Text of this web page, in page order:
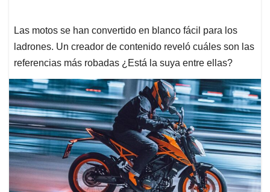
Las motos se han convertido en blanco fácil para los
ladrones. Un creador de contenido reveló cuáles son las
referencias más robadas ¿Está la suya entre ellas?